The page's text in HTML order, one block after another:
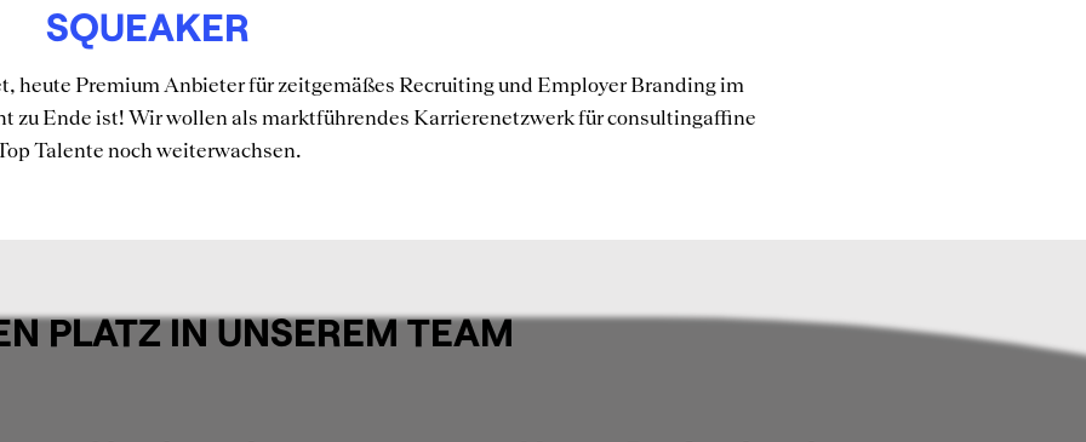
SQUEAKER
heute Premium Anbieter für zeitgemäßes Recruiting und Employer Branding im
zu Ende ist! Wir wollen als marktführendes Karrierenetzwerk für consultingaffine
Talente noch weiterwachsen.
PLATZ IN UNSEREM TEAM